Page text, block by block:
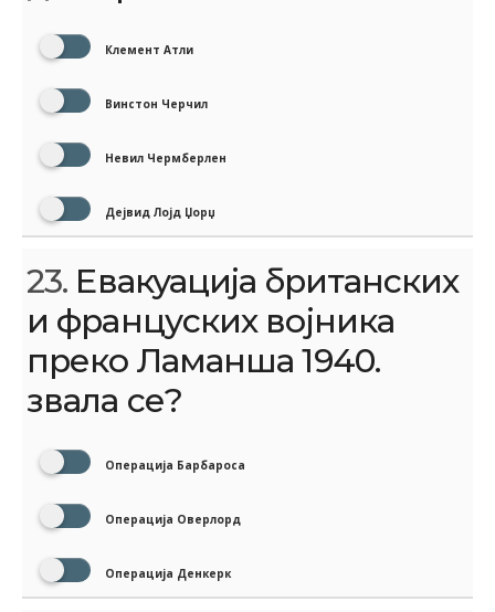
Клемент Атли
Винстон Черчил
Невил Чермберлен
Дејвид Лојд Џорџ
23. Евакуација британских
и француских војника
преко Ламанша 1940.
звала се?
Операција Барбароса
Операција Оверлорд
Операција Денкерк